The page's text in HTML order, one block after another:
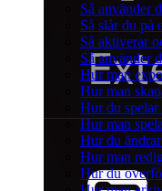
Så använder
Så slår du på
Så aktiverar
Så använder
Hur man
Hur man
Hur du
Hur man
Hur du
Hur man
Hur du